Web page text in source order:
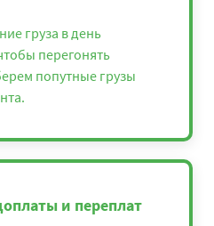
груза в день
перегонять
попутные грузы
и переплат